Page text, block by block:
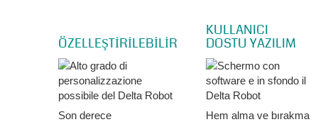
ÖZELLEŞTİRİLEBİLİR
Son derece
KULLANICI
DOSTU YAZILIM
Hem alma ve bırakma